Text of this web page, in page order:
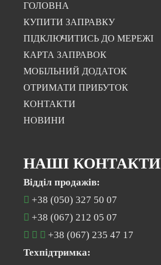
ГОЛОВНА
КУПИТИ ЗАПРАВКУ
ПІДКЛЮЧИТИСЬ ДО МЕРЕЖІ
КАРТА ЗАПРАВОК
МОБІЛЬНИЙ ДОДАТОК
ОТРИМАТИ ПРИБУТОК
КОНТАКТИ
НОВИНИ
НАШІ КОНТАКТИ
Відділ продажів:
+38 (050) 327 50 07
+38 (067) 212 05 07
+38 (067) 235 47 17
Техпідтримка: